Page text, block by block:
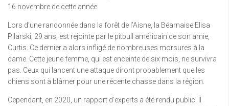
16 novembre de cette année.
Lors d’une randonnée dans la forêt de l’Aisne, la Béarnaise Elisa
Pilarski, 29 ans, est rejointe par le pitbull américain de son amie,
Curtis. Ce dernier a alors infligé de nombreuses morsures à la
dame. Cette jeune femme, qui est enceinte de six mois, ne survivra
pas. Ceux qui lancent une attaque diront probablement que les
chiens sont à blâmer pour une récente chasse dans la région.
Cependant, en 2020, un rapport d’experts a été rendu public. Il